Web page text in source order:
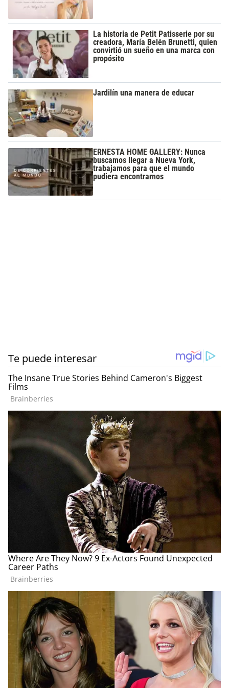
La historia de Petit Patisserie por su
creadora, María Belén Brunetti, quien
convirtió un sueño en una marca con
propósito
Jardilín una manera de educar
ERNESTA HOME GALLERY: Nunca
buscamos llegar a Nueva York,
trabajamos para que el mundo
pudiera encontrarnos